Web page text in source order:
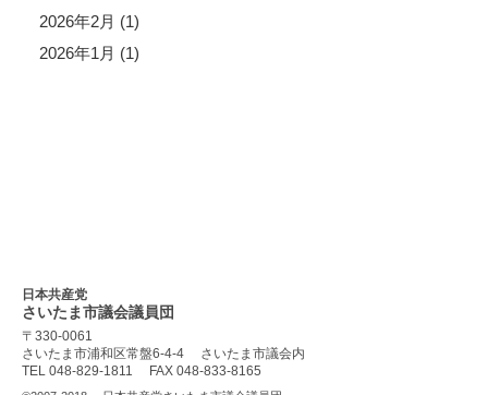
2026年2月 (1)
2026年1月 (1)
日本共産党
さいたま市議会議員団
〒330-0061
さいたま市浦和区常盤6-4-4
さいたま市議会内
TEL 048-829-1811
FAX 048-833-8165